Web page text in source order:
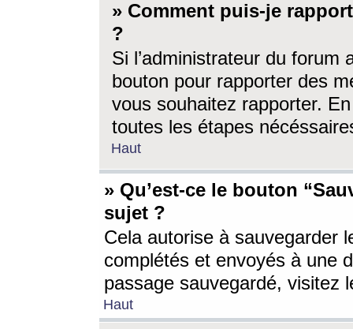
» Comment puis-je
?
Si l’administrateur du forum
bouton pour rapporter des
vous souhaitez rapporter.
toutes les étapes
Haut
» Qu’est-ce le bouton
sujet ?
Cela autorise à sauvegarder
complétés et envoyés à une
passage sauvegardé, visitez
Haut